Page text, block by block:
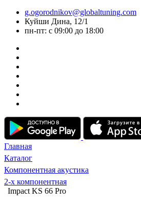
g.ogorodnikov@globaltuning.com
Куйши Дина, 12/1
пн-пт: с 09:00 до 18:00
Главная
Каталог
Компонентная акустика
2-х компонентная
Impact KS 66 Pro